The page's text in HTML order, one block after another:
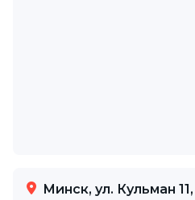
Минск, ул. Кульман